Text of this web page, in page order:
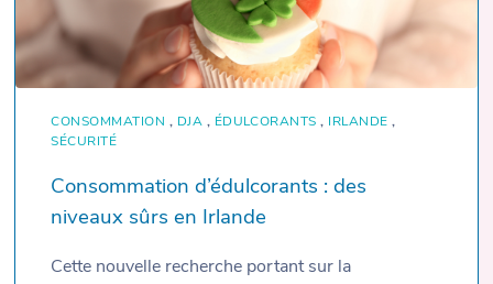
CONSOMMATION , DJA , ÉDULCORANTS , IRLANDE ,
SÉCURITÉ
Consommation d’édulcorants : des
niveaux sûrs en Irlande
Cette nouvelle recherche portant sur la